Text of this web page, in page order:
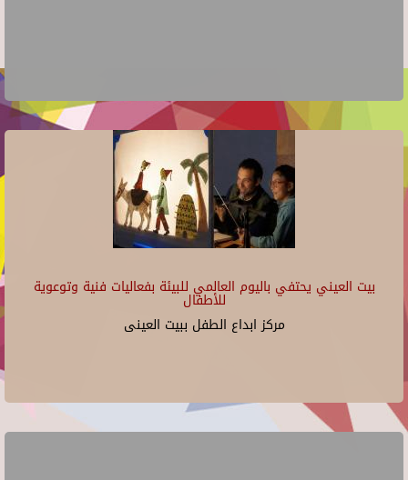
بيت العيني يحتفي باليوم العالمي للبيئة بفعاليات فنية وتوعوية
للأطفال
مركز ابداع الطفل ببيت العينى